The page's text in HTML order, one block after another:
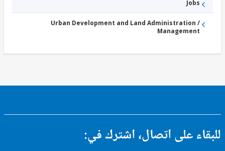
Urban Development and Land Administration /
Management
على اتصال، اشترك في: